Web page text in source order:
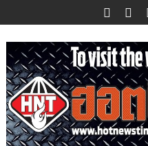
to
content